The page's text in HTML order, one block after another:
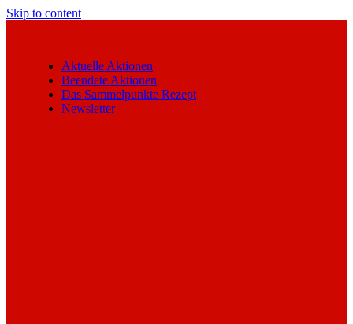
Skip to content
Aktuelle Aktionen
Beendete Aktionen
Das Sammelpunkte Rezept
Newsletter